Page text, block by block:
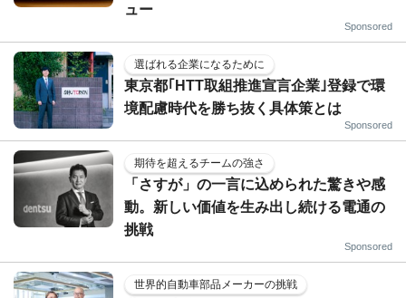
ュー
Sponsored
選ばれる企業になるために
東京都｢HTT取組推進宣言企業｣登録で環
境配慮時代を勝ち抜く具体策とは
Sponsored
期待を超えるチームの強さ
「さすが」の一言に込められた驚きや感
動。新しい価値を生み出し続ける電通の
挑戦
Sponsored
世界的自動車部品メーカーの挑戦